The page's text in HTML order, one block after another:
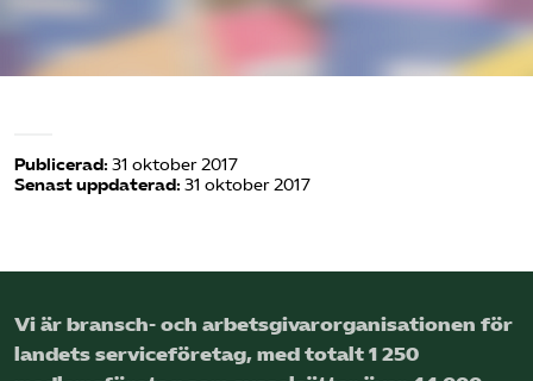
Sök på serviceforetagen.se
Press
In English
Beställ trycksaker
Publicerad: 31 oktober 2017
Senast uppdaterad: 31 oktober 2017
Vi är bransch- och arbetsgivar­organisationen för
landets service­företag, med totalt 1 250